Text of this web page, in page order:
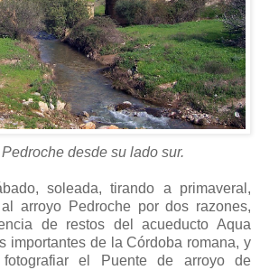
desde su lado sur.
soleada, tirando a primaveral,
arroyo Pedroche por dos razones,
de restos del acueducto Aqua
importantes de la Córdoba romana, y
el Puente de arroyo de